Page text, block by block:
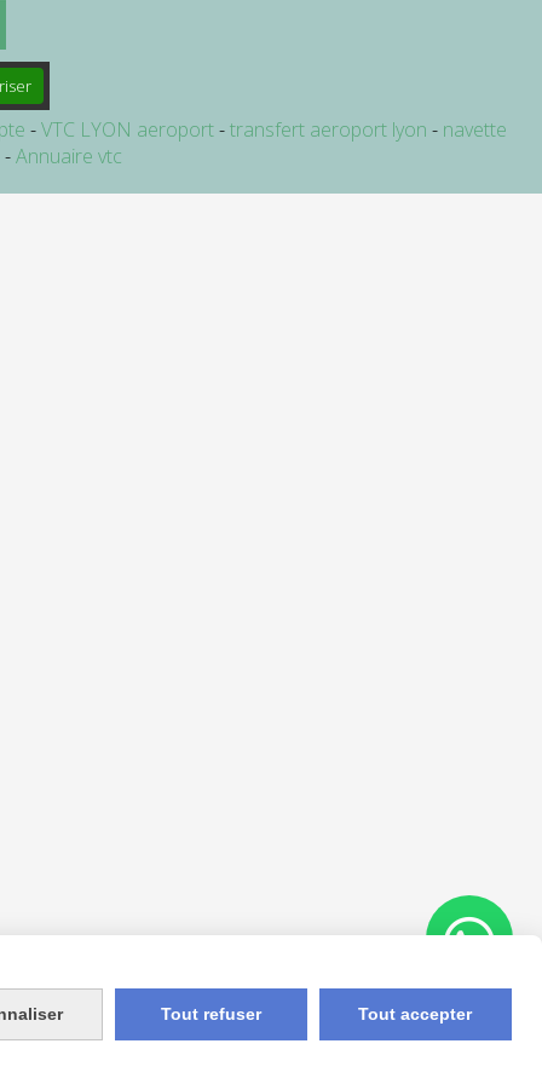
VTC LYON aeroport transfert aeroport lyon
navette
Annuaire vtc
Tout refuser Tout accepter